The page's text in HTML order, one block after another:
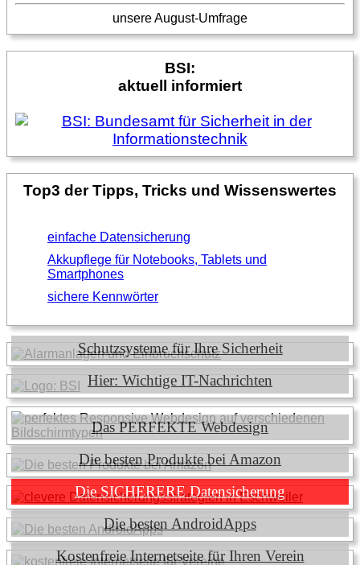
unsere August-Umfrage
BSI:
aktuell informiert
Top3 der Tipps, Tricks und Wissenswertes
einfache Datensicherung
Akkupflege für Notebooks, Tablets und
Smartphones
sichere Kennwörter
Schutzsysteme für Ihre Sicherheit
Hier: Wichtige IT-Nachrichten
Das PERFEKTE Webdesign
Die besten Produkte bei Amazon
Die SICHERERE Datensicherung
Die besten AndroidApps
Kostenfreie Internetseite für Ihren Verein